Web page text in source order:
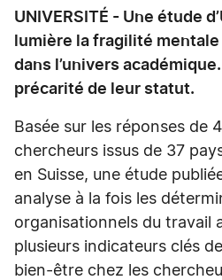
UNIVERSITÉ - Une étude
lumière la fragilité
dans l’univers
précarité de leur statut.
Basée sur les réponses de
chercheurs issus de 37
en Suisse, une étude
analyse à la fois les
organisationnels du travail
plusieurs indicateurs clés
bien-être chez les